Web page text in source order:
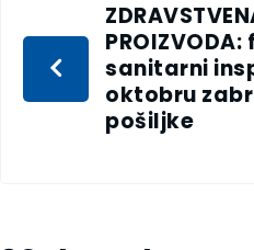
sanitarni
oktobru
pošiljke